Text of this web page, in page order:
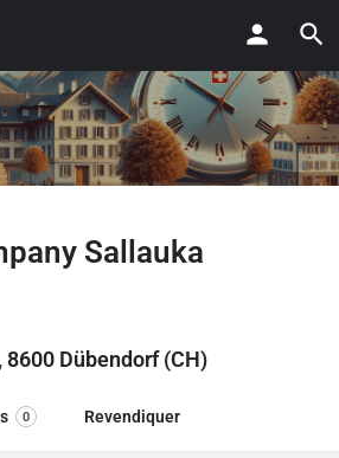
Sallauka
Dübendorf (CH)
0 Revendiquer